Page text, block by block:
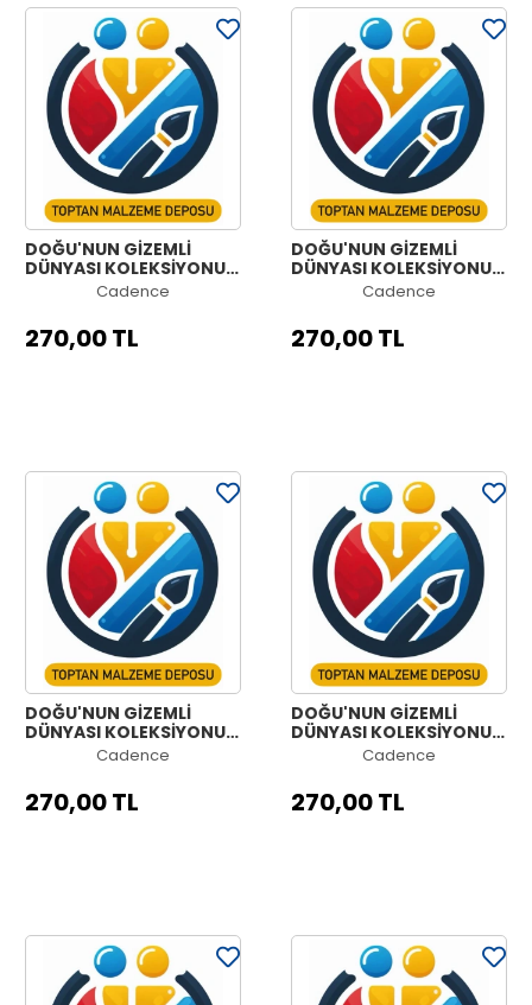
DOĞU'NUN GİZEMLİ
DÜNYASI KOLEKSİYONU
OW-58 90X125CM
Cadence
270,00 TL
DOĞU'NUN GİZEMLİ
DÜNYASI KOLEKSİYONU
OW-57 90X125CM
Cadence
270,00 TL
DOĞU'NUN GİZEMLİ
DÜNYASI KOLEKSİYONU
OW-56 90X125CM
Cadence
270,00 TL
DOĞU'NUN GİZEMLİ
DÜNYASI KOLEKSİYONU
OW-55 90X125CM
Cadence
270,00 TL